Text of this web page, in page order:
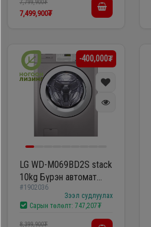
7,799,900₮
7,499,900₮
-400,000₮
LG WD-M069BD2S stack
10kg Бүрэн автомат
угаалгын машин
#1902036
Зээл судлуулах
Сарын төлөлт: 747,207₮
8,399,900₮